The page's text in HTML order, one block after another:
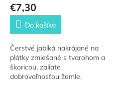
€7,30
Do košíka
Čerstvé jablká nakrájané na
plátky zmiešané s tvarohom a
škoricou, zaliate
dobrovoľnosťou žemle,